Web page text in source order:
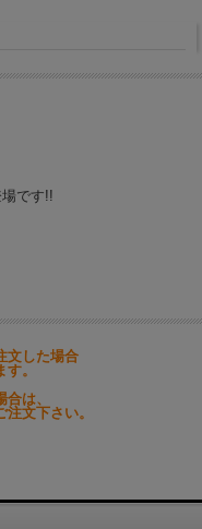
です!!
文した場合
。
は、
文下さい。